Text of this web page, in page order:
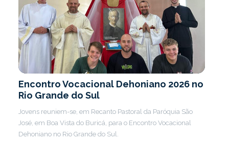
Encontro Vocacional Dehoniano 2026 no
Rio Grande do Sul
Jovens reuniem-se, em Recanto Pastoral da Paróquia São
José, em Boa Vista do Buricá, para o Encontro Vocacional
Dehoniano no Rio Grande do Sul.